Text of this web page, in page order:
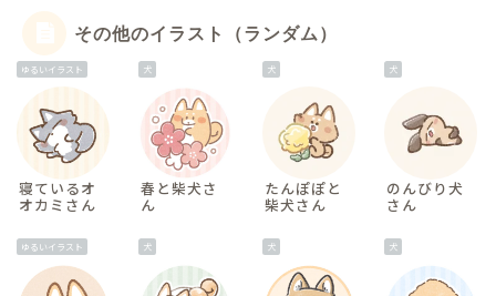
その他のイラスト（ランダム）
ゆるいイラスト
寝ているオ
オカミさん
犬
春と柴犬さ
ん
犬
たんぽぽと
柴犬さん
犬
のんびり犬
さん
ゆるいイラスト 犬 犬 犬